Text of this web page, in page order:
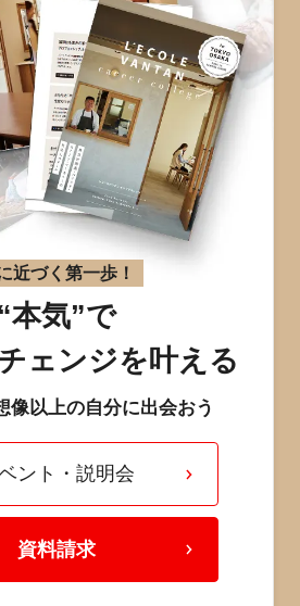
近づく第一歩！
“本気”で
ェンジを叶える
像以上の自分に出会おう
ント・説明会
資料請求